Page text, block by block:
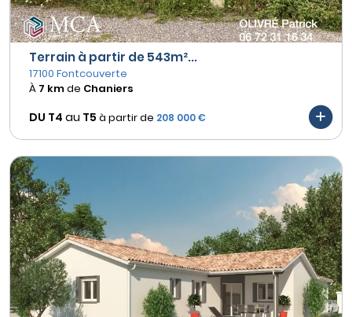
Terrain à partir de 543m²...
17100 Fontcouverte
À 7 kmde Chaniers
DU T4 au T5 à partir de 208 000 €